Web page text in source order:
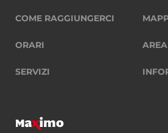
COME RAGGIUNGERCI
ORARI
SERVIZI